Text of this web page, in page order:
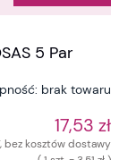
5 Par
brak towaru
17,53 zł
bez kosztów dostawy